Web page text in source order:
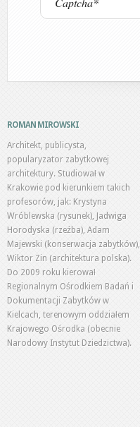
ROMAN MIROWSKI
Architekt, publicysta,
popularyzator zabytkowej
architektury. Studiował w
Krakowie pod kierunkiem takich
profesorów, jak: Krystyna
Wróblewska (rysunek), Jadwiga
Horodyska (rzeźba), Adam
Majewski (konserwacja zabytków),
Wiktor Zin (architektura polska).
Do 2009 roku kierował
Regionalnym Ośrodkiem Badań i
Dokumentacji Zabytków w
Kielcach, terenowym oddziałem
Krajowego Ośrodka (obecnie
Narodowy Instytut Dziedzictwa).